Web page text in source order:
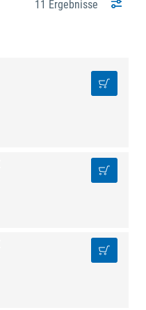
11 Ergebnisse